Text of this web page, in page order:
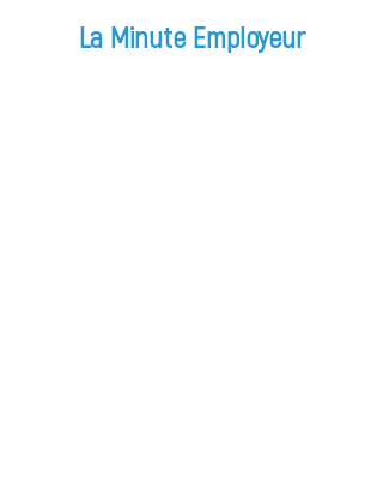
La Minute Employeur